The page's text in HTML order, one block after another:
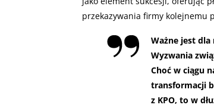
przekazywania firmy kolejnemu
Ważne jest
Wyzwania
Choć w ciągu
transformacji
z KPO, to w